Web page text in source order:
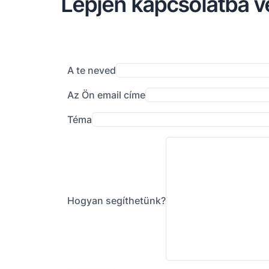
A te neved
Az Ön email címe
Téma
Hogyan segíthetünk?